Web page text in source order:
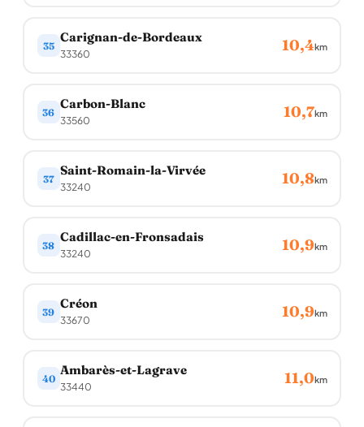
35
Carignan-de-Bordeaux
33360 10,4km
36
Carbon-Blanc
33560 10,7km
37
Saint-Romain-la-Virvée
33240 10,8km
38
Cadillac-en-Fronsadais
33240 10,9km
39
Créon
33670 10,9km
40
Ambarès-et-Lagrave
33440 11,0km